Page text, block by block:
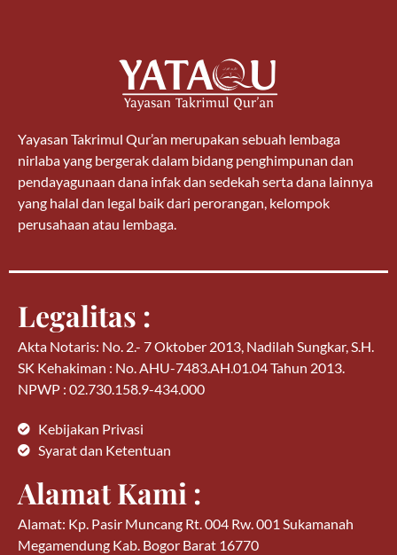
Yayasan Takrimul Qur’an merupakan sebuah lembaga
nirlaba yang bergerak dalam bidang penghimpunan dan
pendayagunaan dana infak dan sedekah serta dana lainnya
yang halal dan legal baik dari perorangan, kelompok
perusahaan atau lembaga.
Legalitas :
Akta Notaris: No. 2.- 7 Oktober 2013, Nadilah Sungkar, S.H.
SK Kehakiman : No. AHU-7483.AH.01.04 Tahun 2013.
NPWP : 02.730.158.9-434.000
Kebijakan Privasi
Syarat dan Ketentuan
Alamat Kami :
Alamat: Kp. Pasir Muncang Rt. 004 Rw. 001 Sukamanah
Megamendung Kab. Bogor Barat 16770